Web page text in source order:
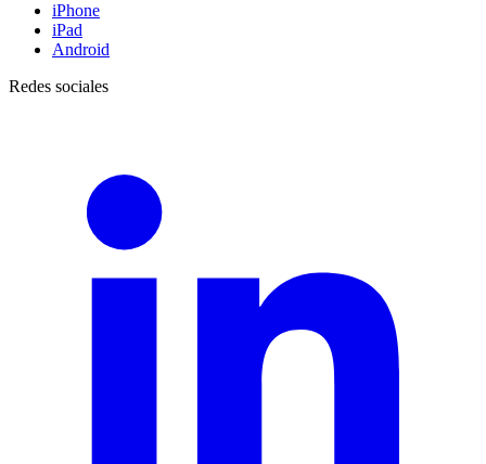
iPhone
iPad
Android
Redes sociales